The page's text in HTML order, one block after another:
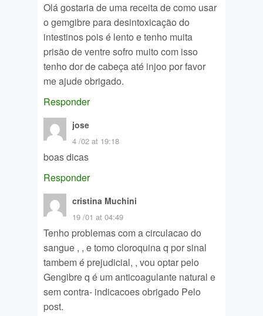
Olá gostaria de uma receita de como usar
o gemgibre para desintoxicação do
intestinos pois é lento e tenho muita
prisão de ventre sofro muito com isso
tenho dor de cabeça até injoo por favor
me ajude obrigado.
Responder
jose
4 /02 at 19:18
boas dicas
Responder
cristina Muchini
19 /01 at 04:49
Tenho problemas com a circulacao do
sangue , , e tomo cloroquina q por sinal
tambem é prejudicial, , vou optar pelo
Gengibre q é um anticoagulante natural e
sem contra- indicacoes obrigado Pelo
post.